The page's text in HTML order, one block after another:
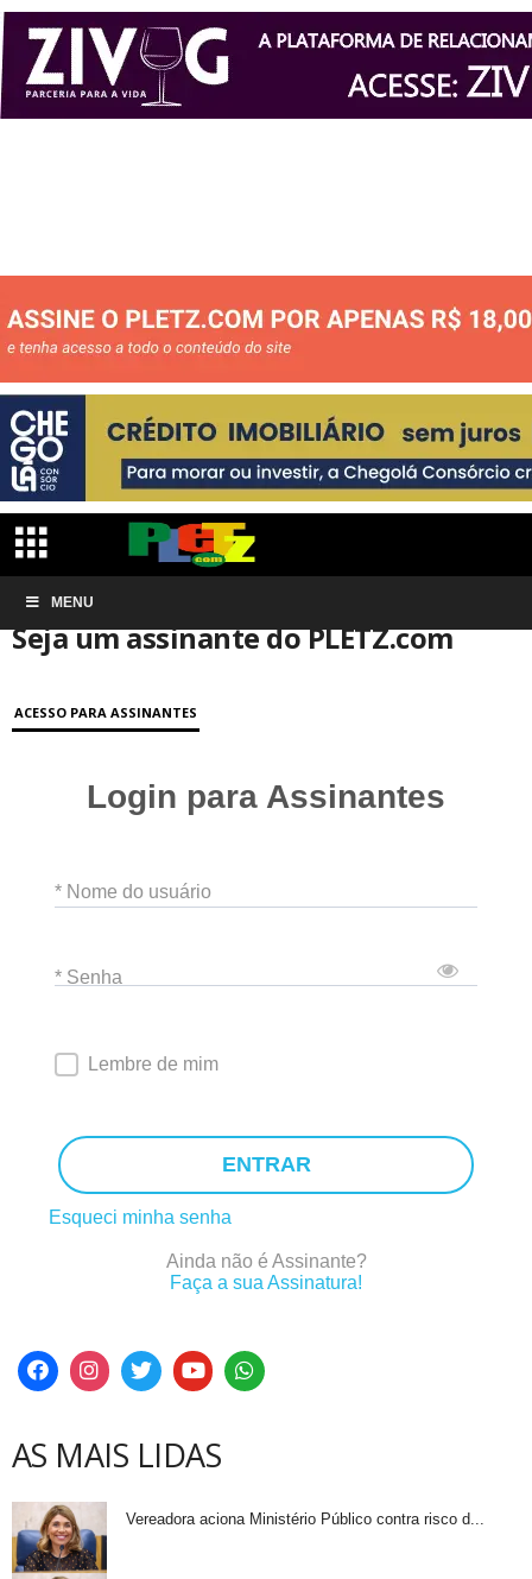
MENU
Início Conta de associação
Seja um assinante do PLETZ.com
ACESSO PARA ASSINANTES
Login para Assinantes
* Nome do usuário
* Senha
Lembre de mim
ENTRAR
Esqueci minha senha
Ainda não é Assinante?
Faça a sua Assinatura!
AS MAIS LIDAS
Vereadora aciona Ministério Público contra risco d...